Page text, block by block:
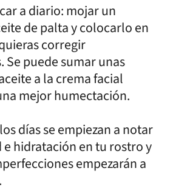
a diario: mojar un
de palta y colocarlo en
corregir
Se puede sumar unas
a la crema facial
mejor humectación.
días se empiezan a notar
hidratación en tu rostro y
empezarán a